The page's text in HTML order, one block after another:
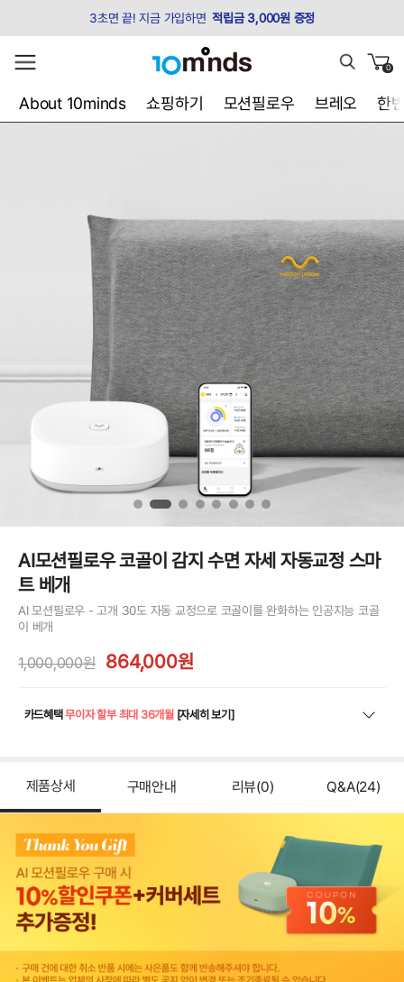
3초면 끝! 지금 가입하면 적립금 3,000원 증정
0
About 10minds 쇼핑하기 모션필로우 브레오 한
AI모션필로우 코골이 감지 수면 자세 자동교정 스마
트 베개
AI 모션필로우 - 고개 30도 자동 교정으로 코골이를 완화하는 인공지능 코골
이 베개
1,000,000원 864,000원
카드혜택무이자 할부 최대 36개월 [자세히 보기]
제품상세 구매안내 리뷰(0) Q&A(24)